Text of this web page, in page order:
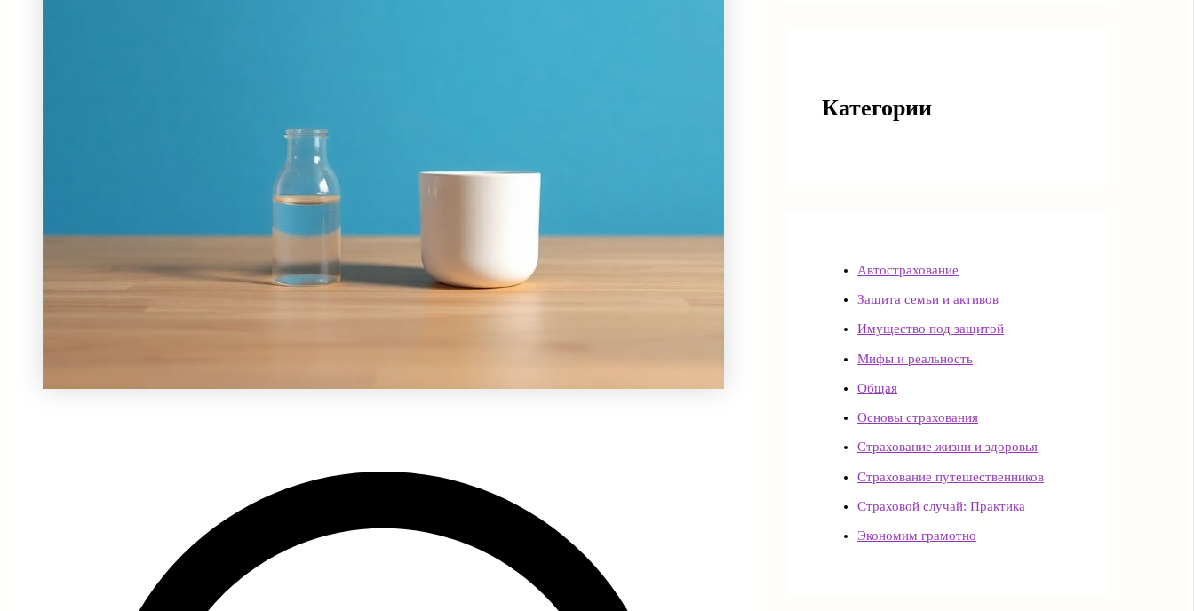
Категории
Автострахование
Защита семьи и активов
Имущество под защитой
Мифы и реальность
Общая
Основы страхования
Страхование жизни и здоровья
Страхование путешественников
Страховой случай: Практика
Экономим грамотно